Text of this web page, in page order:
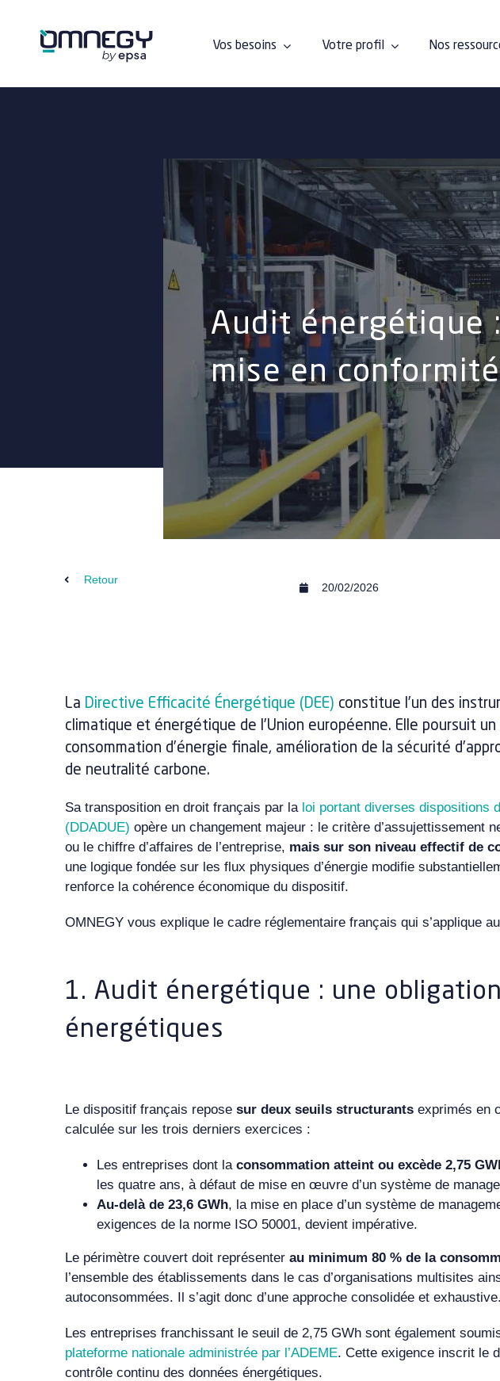
Vos besoins Votre profil Nos
Audit énergétique
mise en
Retour
20/02/2026
La Directive Efficacité Énergétique (DEE) constitue l’un des
climatique et énergétique de l’Union européenne. Elle poursuit
consommation d’énergie finale, amélioration de la sécurité
de neutralité carbone.
Sa transposition en droit français par la loi portant diverses dispositions
(DDADUE) opère un changement majeur : le critère d’assujettissement
ou le chiffre d’affaires de l’entreprise, mais sur son niveau effectif de
une logique fondée sur les flux physiques d’énergie modifie
renforce la cohérence économique du dispositif.
OMNEGY vous explique le cadre réglementaire français qui s’applique
1. Audit énergétique : une
énergétiques
Le dispositif français repose sur deux seuils structurantsexprimés en
calculée sur les trois derniers exercices :
Les entreprises dont la consommation atteint ou excède 2,75
les quatre ans, à défaut de mise en œuvre d’un système de
Au-delà de 23,6 GWh, la mise en place d’un système de
exigences de la norme ISO 50001, devient impérative.
Le périmètre couvert doit représenter au minimum 80 % de la
l’ensemble des établissements dans le cas d’organisations multisites
autoconsommées. Il s’agit donc d’une approche consolidée et exhaustive.
Les entreprises franchissant le seuil de 2,75 GWh sont également
plateforme nationale administrée par l’ADEME. Cette exigence inscrit le
contrôle continu des données énergétiques.